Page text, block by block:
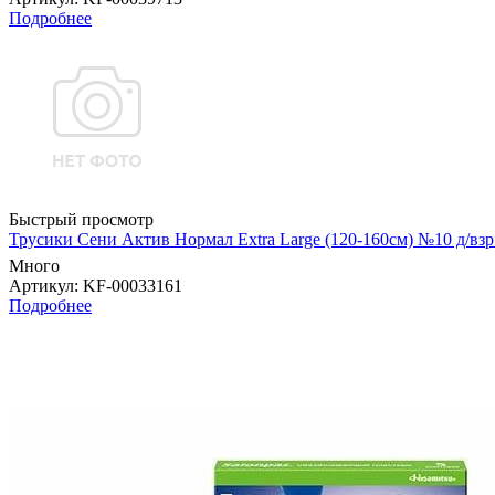
Подробнее
Быстрый просмотр
Трусики Сени Актив Нормал Extra Large (120-160см) №10 д/
Много
Артикул: KF-00033161
Подробнее